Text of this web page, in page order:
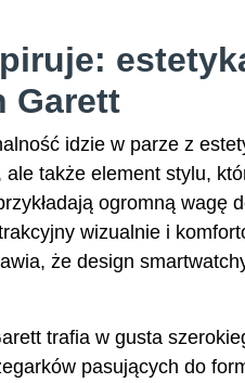
Garett
idzie w parze z
także element stylu,
ogromną wagę
wizualnie i
że design
trafia w gusta
pasujących do